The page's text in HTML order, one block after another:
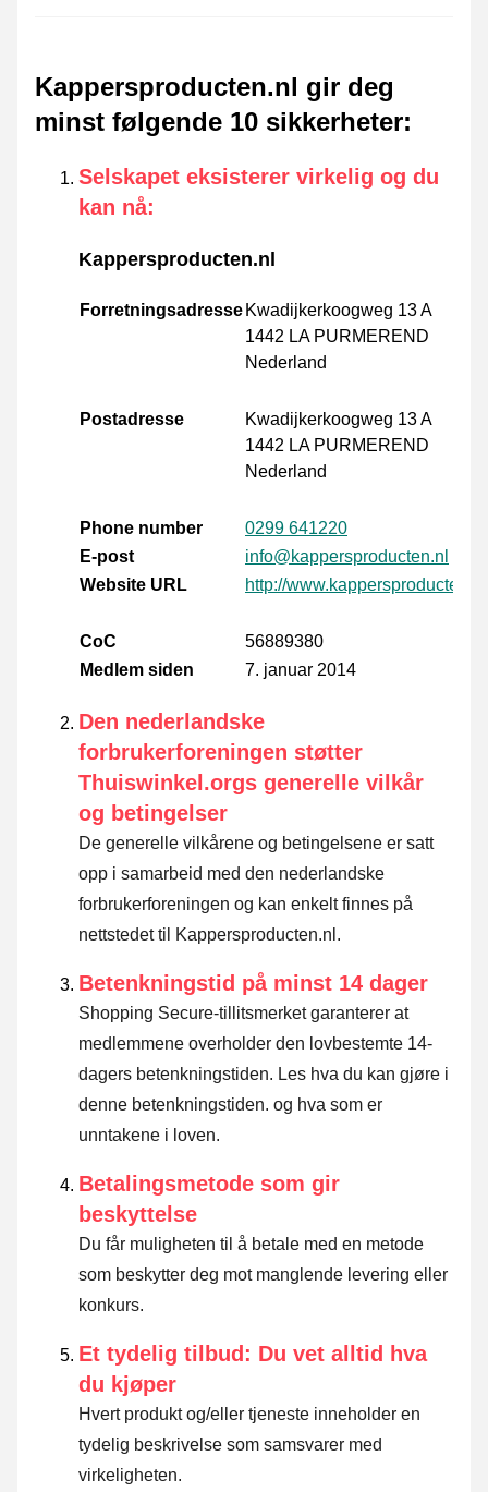
Kappersproducten.nl gir deg
minst følgende 10 sikkerheter:
Selskapet eksisterer virkelig og du
kan nå:
Kappersproducten.nl
Forretningsadresse Kwadijkerkoogweg 13 A
1442 LA PURMEREND
Nederland
Postadresse
Kwadijkerkoogweg 13 A
1442 LA PURMEREND
Nederland
Phone number
0299 641220
E-post
info@kappersproducten.nl
Website URL
http://www.kappersproducten.nl
CoC
56889380
Medlem siden
7. januar 2014
Den nederlandske
forbrukerforeningen støtter
Thuiswinkel.orgs generelle vilkår
og betingelser
De generelle vilkårene og betingelsene er satt
opp i samarbeid med den nederlandske
forbrukerforeningen og kan enkelt finnes på
nettstedet til Kappersproducten.nl.
Betenkningstid på minst 14 dager
Shopping Secure-tillitsmerket garanterer at
medlemmene overholder den lovbestemte 14-
dagers betenkningstiden. Les hva du kan gjøre i
denne betenkningstiden. og hva som er
unntakene i loven.
Betalingsmetode som gir
beskyttelse
Du får muligheten til å betale med en metode
som beskytter deg mot manglende levering eller
konkurs.
Et tydelig tilbud: Du vet alltid hva
du kjøper
Hvert produkt og/eller tjeneste inneholder en
tydelig beskrivelse som samsvarer med
virkeligheten.